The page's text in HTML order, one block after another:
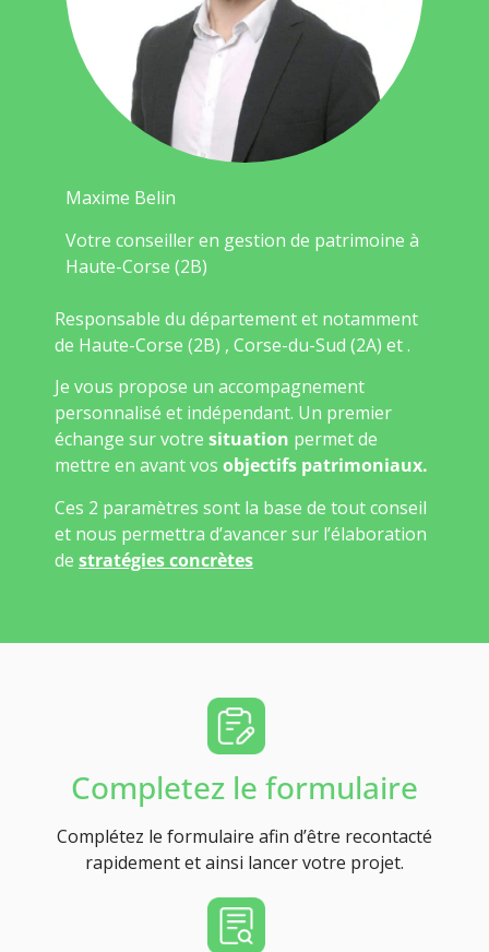
Maxime Belin
Votre conseiller en gestion de patrimoine à
Haute-Corse (2B)
Responsable du département et notamment
de Haute-Corse (2B) , Corse-du-Sud (2A) et .
Je vous propose un accompagnement
personnalisé et indépendant. Un premier
échange sur votre situation permet de
mettre en avant vos objectifs patrimoniaux.
Ces 2 paramètres sont la base de tout conseil
et nous permettra d’avancer sur l’élaboration
de stratégies concrètes
Completez le formulaire
Complétez le formulaire afin d’être recontacté
rapidement et ainsi lancer votre projet.